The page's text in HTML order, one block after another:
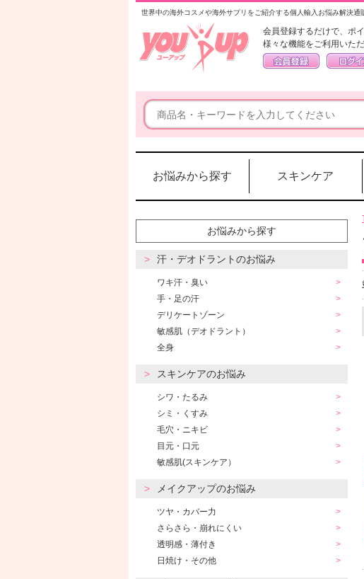
世界中の海外コスメや海外サプリをご紹介する個人輸入お悩み解決通
会員登録するだけで、ポ
様々な機能をご利用いただ
お悩みから探す スキンケア
お悩みから探す
汗・デオドラントのお悩み
ワキ汗・臭い
手・足の汗
デリケートゾーン
敏感肌（デオドラント）
全身
スキンケアのお悩み
シワ・たるみ
シミ・くすみ
毛穴・ニキビ
目元・口元
敏感肌(スキンケア）
メイクアップのお悩み
ツヤ・カバー力
さらさら・崩れにくい
透明感・薄付き
日焼け・その他